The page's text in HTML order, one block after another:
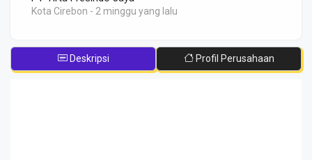
Kota Cirebon - 2 minggu yang lalu
Deskripsi Profil Perusahaan